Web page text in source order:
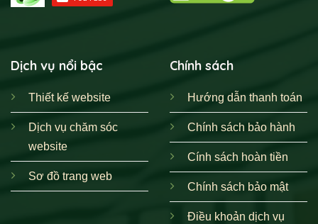
Dịch vụ nổi bậc
Thiết kế website
Dịch vụ chăm sóc
website
Sơ đồ trang web
Chính sách
Hướng dẫn thanh toán
Chính sách bảo hành
Cính sách hoàn tiền
Chính sách bảo mật
Điều khoản dịch vụ